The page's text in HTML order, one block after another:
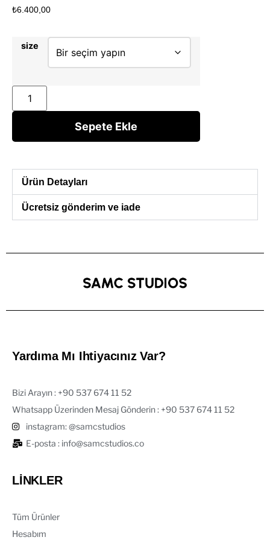
₺6.400,00
size
Sepete Ekle
Ürün Detayları
Ücretsiz gönderim ve iade
Yardıma Mı Ihtiyacınız Var?
Bizi Arayın : ‪+90 537 674 11 52‬
Whatsapp Üzerinden Mesaj Gönderin : +90 537 674 11 52‬
instagram: @samcstudios
E-posta : info@samcstudios.co
LİNKLER
Tüm Ürünler
Hesabım